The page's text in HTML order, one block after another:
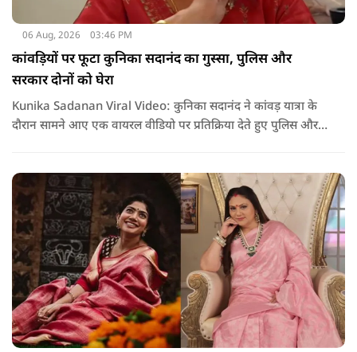
06 Aug, 2026 03:46 PM
कांवड़ियों पर फूटा कुनिका सदानंद का गुस्सा, पुलिस और
सरकार दोनों को घेरा
Kunika Sadanan Viral Video: कुनिका सदानंद ने कांवड़ यात्रा के
दौरान सामने आए एक वायरल वीडियो पर प्रतिक्रिया देते हुए पुलिस और
मारपीट करता है, तो उसके खिलाफ सख्त कार्रवाई होनी चाहिए.